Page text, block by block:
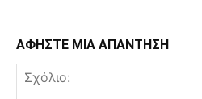
ΑΦΗΣΤΕ ΜΙΑ ΑΠΑΝΤΗΣΗ